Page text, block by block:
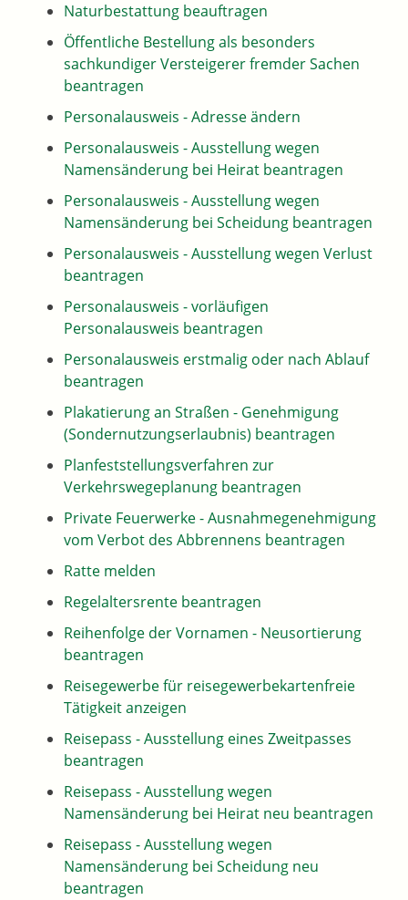
Naturbestattung beauftragen
Öffentliche Bestellung als besonders
sachkundiger Versteigerer fremder Sachen
beantragen
Personalausweis - Adresse ändern
Personalausweis - Ausstellung wegen
Namensänderung bei Heirat beantragen
Personalausweis - Ausstellung wegen
Namensänderung bei Scheidung beantragen
Personalausweis - Ausstellung wegen Verlust
beantragen
Personalausweis - vorläufigen
Personalausweis beantragen
Personalausweis erstmalig oder nach Ablauf
beantragen
Plakatierung an Straßen - Genehmigung
(Sondernutzungserlaubnis) beantragen
Planfeststellungsverfahren zur
Verkehrswegeplanung beantragen
Private Feuerwerke - Ausnahmegenehmigung
vom Verbot des Abbrennens beantragen
Ratte melden
Regelaltersrente beantragen
Reihenfolge der Vornamen - Neusortierung
beantragen
Reisegewerbe für reisegewerbekartenfreie
Tätigkeit anzeigen
Reisepass - Ausstellung eines Zweitpasses
beantragen
Reisepass - Ausstellung wegen
Namensänderung bei Heirat neu beantragen
Reisepass - Ausstellung wegen
Namensänderung bei Scheidung neu
beantragen